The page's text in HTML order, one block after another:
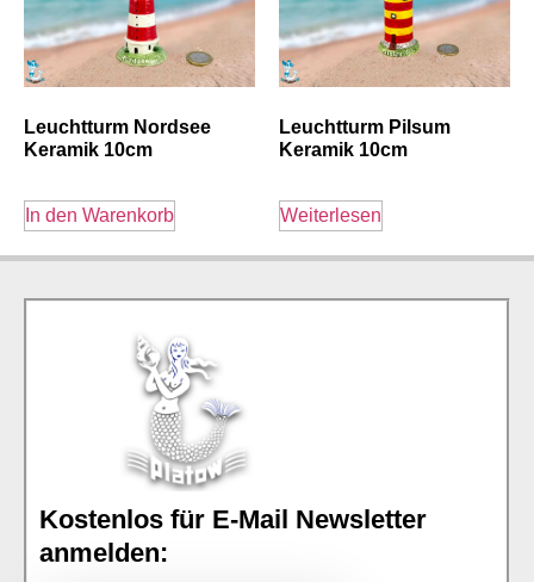
Leuchtturm Nordsee
Keramik 10cm
In den Warenkorb
Leuchtturm Pilsum
Keramik 10cm
Weiterlesen
Kostenlos für E-Mail Newsletter
anmelden: